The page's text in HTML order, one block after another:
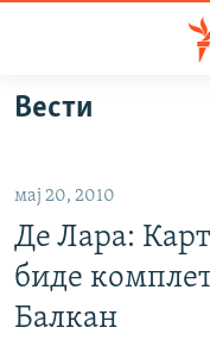
Оди
на
главната
навигација
Премини
на
ВИЗУЕЛНО
ВЕСТИ
ШТО ТРЕБА ДА
Вести
мај 20, 2010
Де Лара:
биде
Балкан